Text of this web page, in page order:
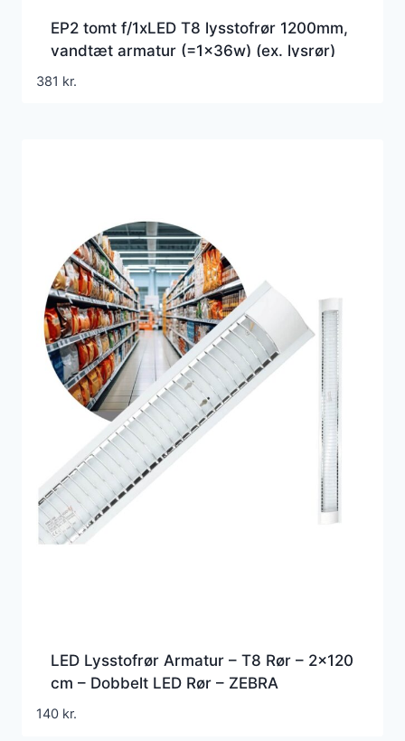
EP2 tomt f/1xLED T8 lysstofrør 1200mm,
vandtæt armatur (=1x36w) (ex. lysrør)
381 kr.
LED Lysstofrør Armatur – T8 Rør – 2×120
cm – Dobbelt LED Rør – ZEBRA
140 kr.